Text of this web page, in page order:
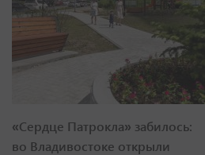
«Сердце Патрокла» забилось:
во Владивостоке открыли